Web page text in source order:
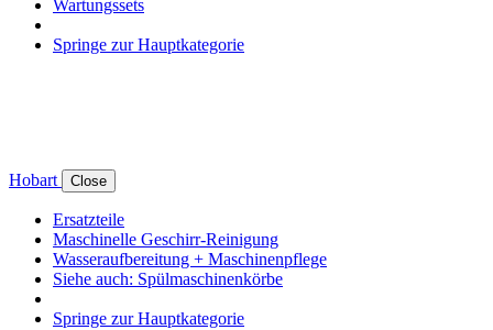
Wartungssets
Springe zur Hauptkategorie
Hobart Close
Ersatzteile
Maschinelle Geschirr-Reinigung
Wasseraufbereitung + Maschinenpflege
Siehe auch: Spülmaschinenkörbe
Springe zur Hauptkategorie